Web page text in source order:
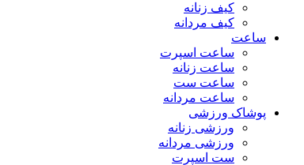
کیف زنانه
کیف مردانه
ساعت
ساعت اسپرت
ساعت زنانه
ساعت ست
ساعت مردانه
پوشاک ورزشی
ورزشی زنانه
ورزشی مردانه
ست اسپرت